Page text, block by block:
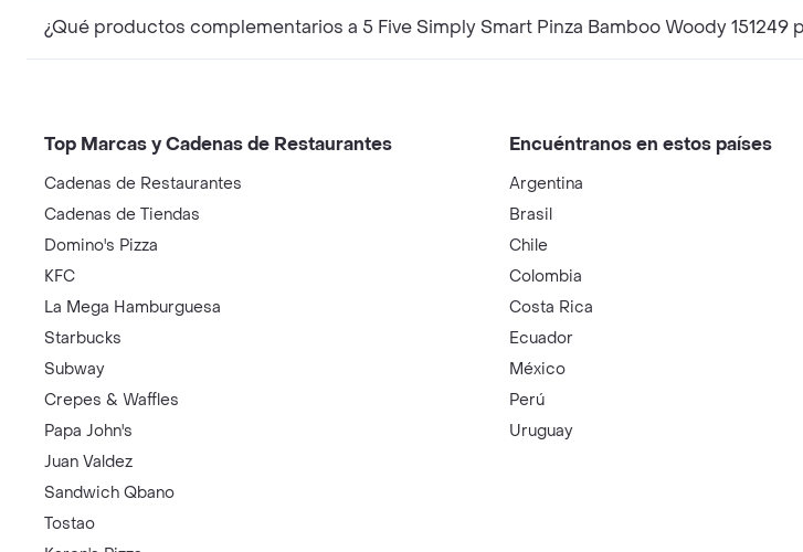
¿Qué productos complementarios a 5 Five Simply Smart Pinza Bamboo Woody
Top Marcas y Cadenas de Restaurantes
Cadenas de Restaurantes
Cadenas de Tiendas
Domino's Pizza
KFC
La Mega Hamburguesa
Starbucks
Subway
Crepes & Waffles
Papa John's
Juan Valdez
Sandwich Qbano
Tostao
Encuéntranos en estos países
Argentina
Brasil
Chile
Colombia
Costa Rica
Ecuador
México
Perú
Uruguay